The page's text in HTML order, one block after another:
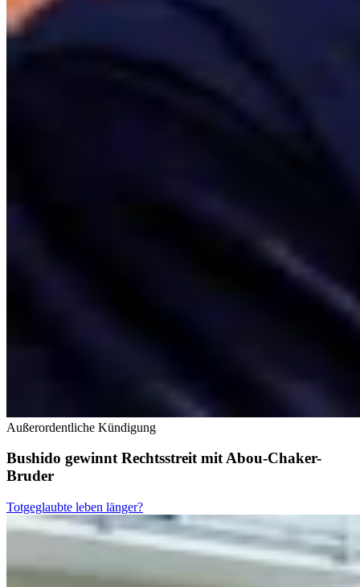
Außerordentliche Kündigung
Bushido gewinnt Rechtsstreit mit Abou-Chaker-
Bruder
Totgeglaubte leben länger?